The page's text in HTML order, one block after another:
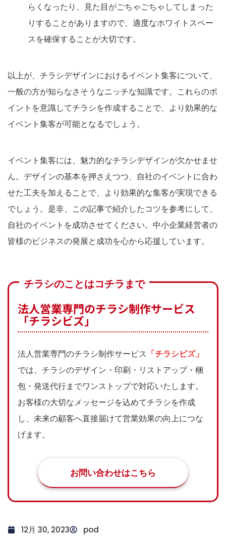
らくなったり、見た目がごちゃごちゃしてしまった
りすることがありますので、適度なホワイトスペー
スを確保することが大切です。
以上が、チラシデザインにおけるイベント集客について、
一般の方が知らなさそうなニッチな知識です。これらのポ
イントを意識してチラシを作成することで、より効果的な
イベント集客が可能となるでしょう。
イベント集客には、魅力的なチラシデザインが欠かせませ
ん。デザインの基本を押さえつつ、自社のイベントに合わ
せた工夫を加えることで、より効果的な集客が実現できる
でしょう。是非、この記事で紹介したコツを参考にして、
自社のイベントを成功させてください。中小企業経営者の
皆様のビジネスの発展と成功を心から応援しています。
チラシのことはコチラまで
法人営業専門のチラシ制作サービス
「チラシビズ」
法人営業専門のチラシ制作サービス 「チラシビズ」
では、チラシのデザイン・印刷・リストアップ・梱
包・発送代行までワンストップで対応いたします。
お客様の大切なメッセージを込めてチラシを作成
し、未来の顧客へ直接届けて営業効果の向上につな
げます。
お問い合わせはこちら
12月 30, 2023 pod